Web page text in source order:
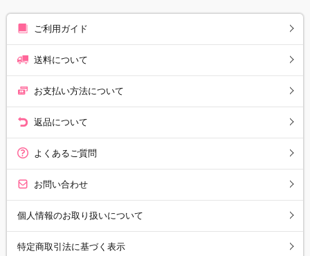
ご利用ガイド
送料について
お支払い方法について
返品について
よくあるご質問
お問い合わせ
個人情報のお取り扱いについて
特定商取引法に基づく表示